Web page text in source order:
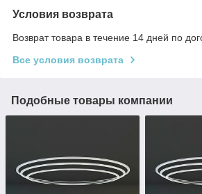
Условия возврата
Возврат товара в течение 14 дней по
Все условия возврата
Подобные товары компании